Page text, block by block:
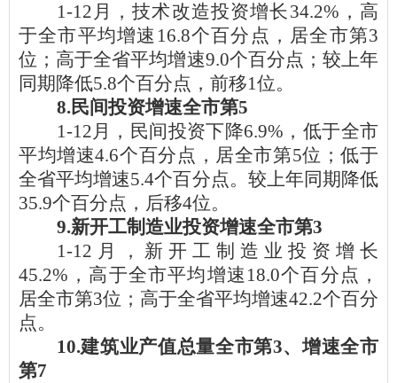
1-12月，技术改造投资增长34.2%，高
于全市平均增速16.8个百分点，居全市第3
位；高于全省平均增速9.0个百分点；较上年
同期降低5.8个百分点，前移1位。
8.民间投资增速全市第5
1-12月， 民间投资下降6.9%，低于全市
平均增速4.6个百分点，居全市第5位；低于
全省平均增速5.4个百分点。较上年同期降低
35.9个百分点，后移4位。
9.新开工制造业投资增速全市第3
1-12月
，新开工制造业投资增长
45.2%，高于全市平均增速18.0个百分点，
居全市第3位；高于全省平均增速42.2个百分
点。
10.建筑业产值总量全市第3、增速全市
第7